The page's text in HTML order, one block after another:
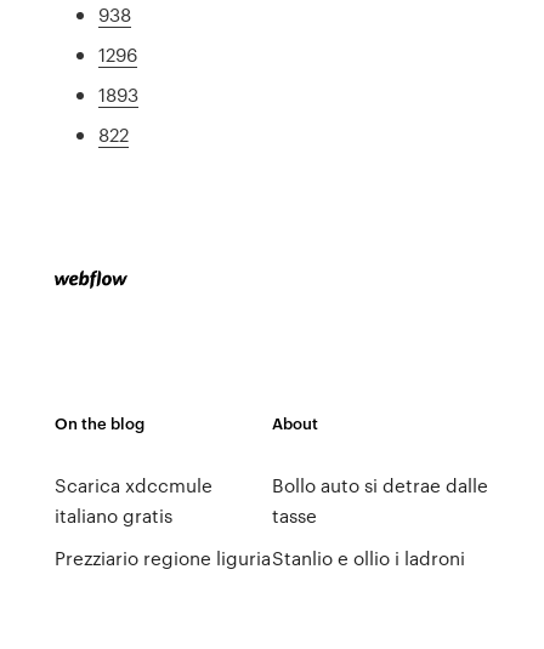
938
1296
1893
822
On the blog
Scarica xdccmule
italiano gratis
Prezziario regione liguria
About
Bollo auto si detrae dalle
tasse
Stanlio e ollio i ladroni